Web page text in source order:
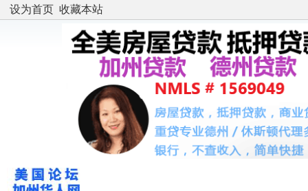
设为首页 收藏本站